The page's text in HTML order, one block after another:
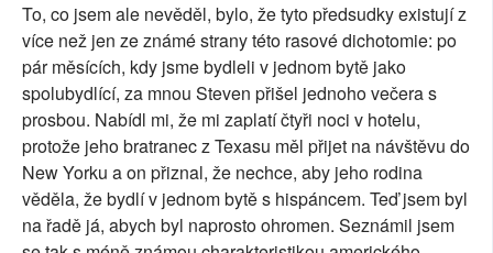
To, co jsem ale nevěděl, bylo, že tyto předsudky existují z
více než jen ze známé strany této rasové dichotomie: po
pár měsících, kdy jsme bydleli v jednom bytě jako
spolubydlící, za mnou Steven přišel jednoho večera s
prosbou. Nabídl mi, že mi zaplatí čtyři noci v hotelu,
protože jeho bratranec z Texasu měl přijet na návštěvu do
New Yorku a on přiznal, že nechce, aby jeho rodina
věděla, že bydlí v jednom bytě s hispáncem. Teď jsem byl
na řadě já, abych byl naprosto ohromen. Seznámil jsem